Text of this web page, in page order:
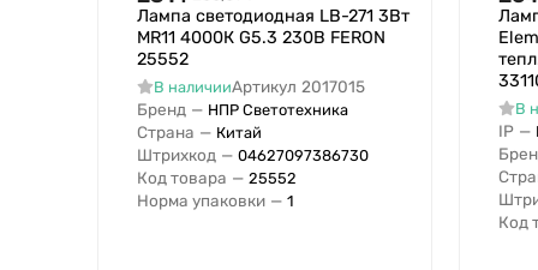
Номинальный световой поток
Взвешенное потребление энергии за 1000
Мощность лампы с
Мощность лампы по
Световой поток с
Световой поток по
Однородность цвета (Эллипс Мак Адама)
Суммарный коэффициент гармонических
Лампа светодиодная LB-271 3Вт
MR11 4000К G5.3 230В FERON
25552
В наличииАртикул 2017015
Бренд — НПР Светотехника
Страна — Китай
Штрихкод — 04627097386730
Код товара — 25552
Норма упаковки — 1
В
IP —
Код